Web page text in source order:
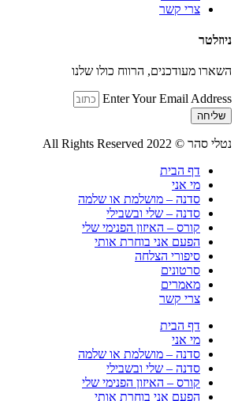
צרי קשר
ניוזלטר
השארו מעודכנים, הרווח כולו שלנו
Enter Your Email Address
שליחה
נטלי סהר © All Rights Reserved 2022
דף הבית
מי אני
סדנה – מושלמת או שלמה
סדנה – שלי ובשבילי
קורס – האיזון הפנימי שלי
הפעם אני בוחרת אותי
סיפורי הצלחה
סרטונים
מאמרים
צרי קשר
דף הבית
מי אני
סדנה – מושלמת או שלמה
סדנה – שלי ובשבילי
קורס – האיזון הפנימי שלי
הפעם אני בוחרת אותי